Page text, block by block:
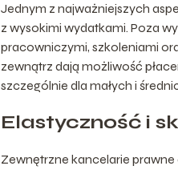
Jednym z najważniejszych
z wysokimi wydatkami. Poza
pracowniczymi, szkoleniami
zewnątrz dają możliwość
szczególnie dla małych i
Elastyczność i
Zewnętrzne kancelarie